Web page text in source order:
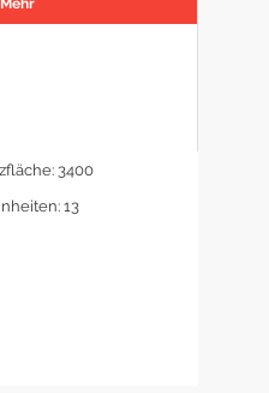
Mehr
3400
13